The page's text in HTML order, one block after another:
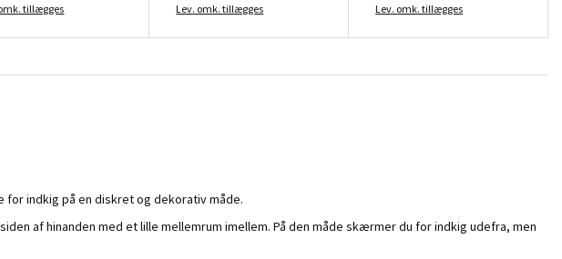
tillægges Lev. omk. tillægges Lev. omk. tillægges
indkig på en diskret og dekorativ måde.
af hinanden med et lille mellemrum imellem. På den måde skærmer du for indkig udefra, men